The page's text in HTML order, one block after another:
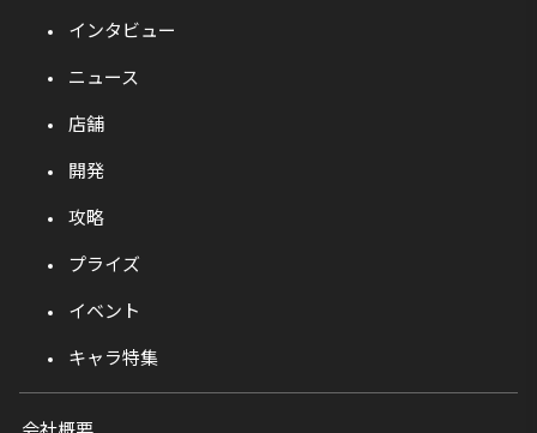
インタビュー
ニュース
店舗
開発
攻略
プライズ
イベント
キャラ特集